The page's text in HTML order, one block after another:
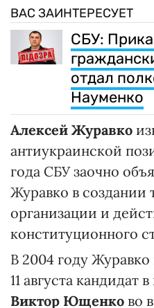
ВАС ЗАИНТЕРЕСУЕТ
СБУ:
отдал
Науменко
Алексей Журавко
антиукраинской
года СБУ заочно
Журавко в создании
организации и
конституционного
В 2004 году Журавко
11 августа кандидат
Виктор Ющенко во